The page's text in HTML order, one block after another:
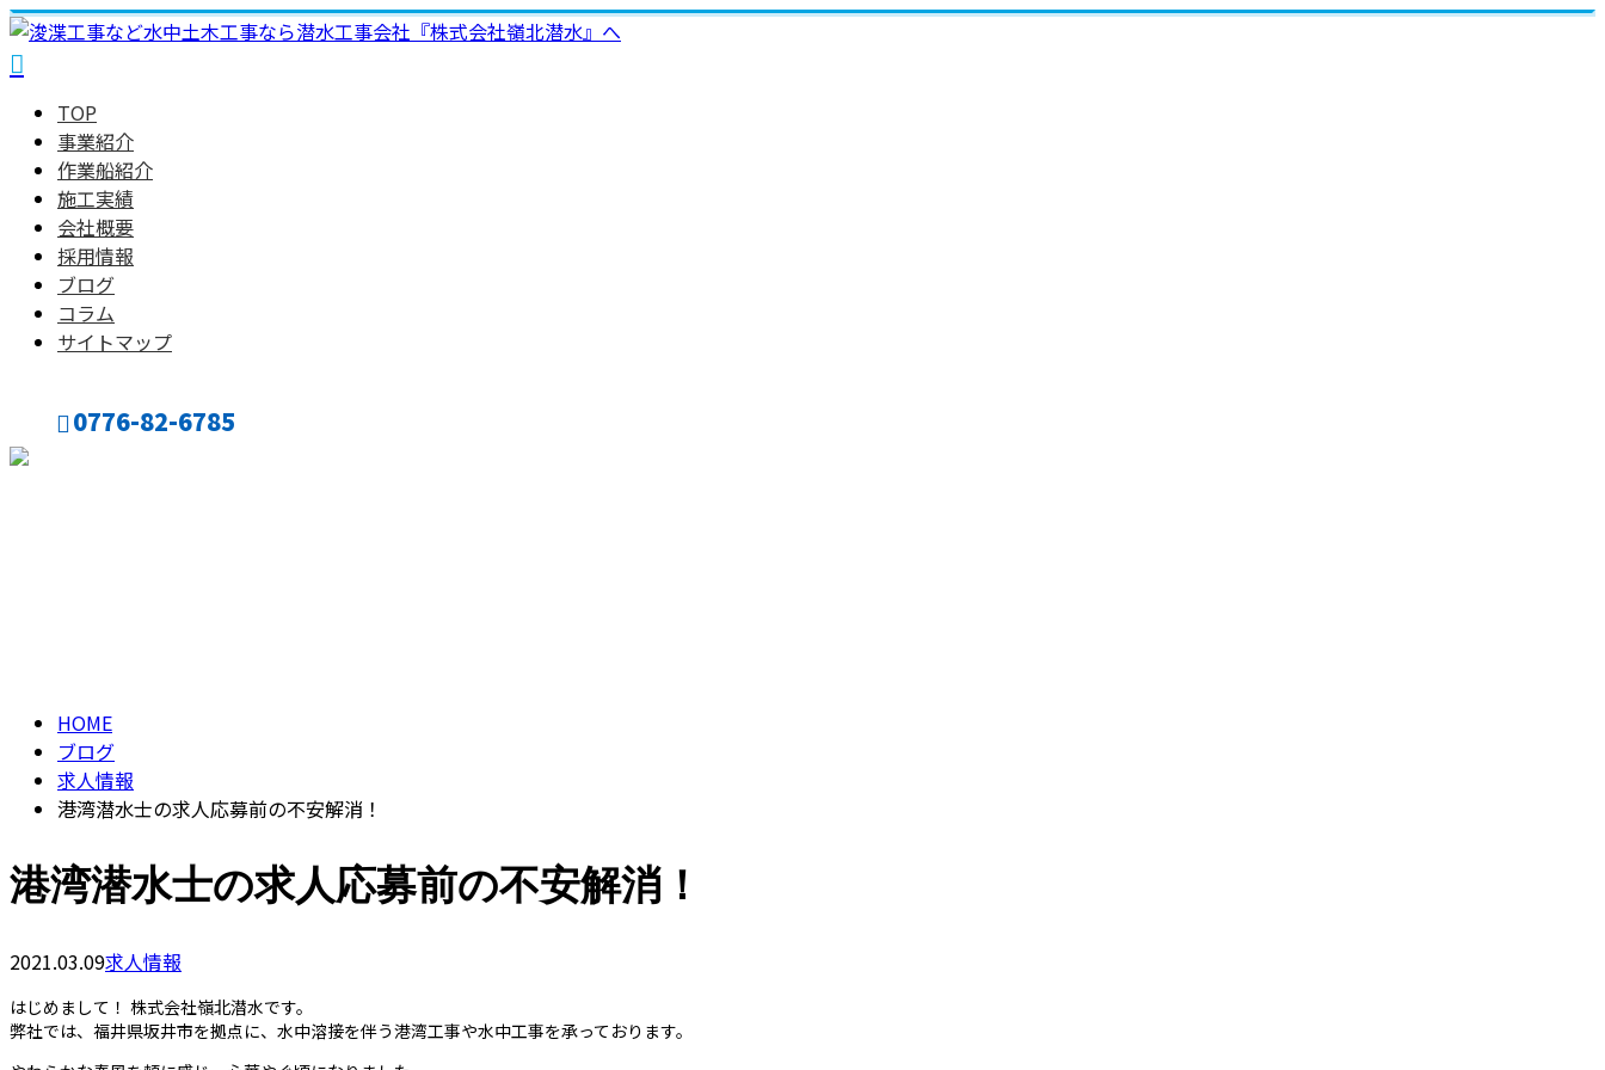
TOP
事業紹介
作業船紹介
施工実績
会社概要
採用情報
ブログ
コラム
サイトマップ
0776-82-6785
HOME
ブログ
求人情報
港湾潜水士の求人応募前の不安解消！
港湾潜水士の求人応募前の不安解消！
2021.03.09求人情報
はじめまして！ 株式会社嶺北潜水です。
弊社では、福井県坂井市を拠点に、水中溶接を伴う港湾工事や水中工事を承っております。